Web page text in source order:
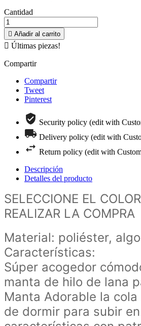
Cantidad
 Añadir al carrito
 Últimas piezas!
Compartir
Compartir
Tweet
Pinterest
Security policy (edit with
Delivery policy (edit with
Return policy (edit with
Descripción
Detalles del producto
SELECCIONE EL
REALIZAR LA COMPRA
Material: poliéster,
Características:
Súper acogedor
manta de hilo de lana
Manta Adorable la
de dormir para subir